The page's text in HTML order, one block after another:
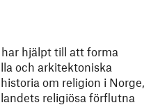
hjälpt till att forma
och arkitektoniska
om religion i Norge,
religiösa förflutna